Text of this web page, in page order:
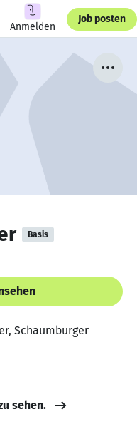
Anmelden
Job posten
Basis
Schaumburger
sehen.